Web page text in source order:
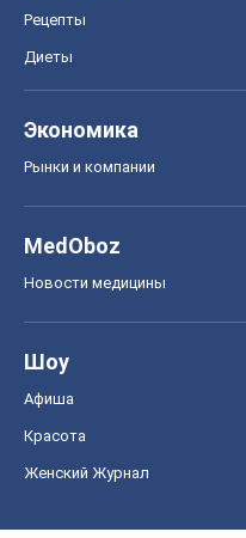
Рецепты
Диеты
Экономика
Рынки и компании
MedOboz
Новости медицины
Шоу
Афиша
Красота
Женский Журнал